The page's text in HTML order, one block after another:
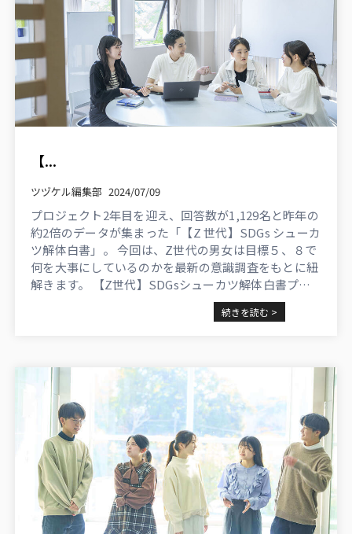
【...
ツヅケル編集部 2024/07/09
プロジェクト2年目を迎え、回答数が1,129名と昨年の
約2倍のデータが集まった「【Z 世代】SDGs シューカ
ツ解体白書」。 今回は、Z世代の男女は目標５、８で
何を大事にしているのかを最新の意識調査をもとに紐
解きます。 【Z世代】SDGsシューカツ解体白書プロ
ジェクト（法政大学SDGs＋プロジェクト協力）につ
続きを読む >